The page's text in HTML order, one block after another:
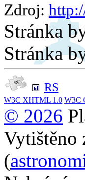
Zdroj:
Stránka
Stránka
RS
W3C XHTML 1.0 W3C
© 2026
Vytištěno
(